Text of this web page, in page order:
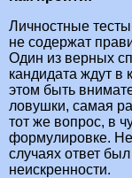
Личностные
не содержат
Один из верных
кандидата ждут в
этом быть
ловушки, самая
тот же вопрос, в
формулировке.
случаях ответ
неискренности.